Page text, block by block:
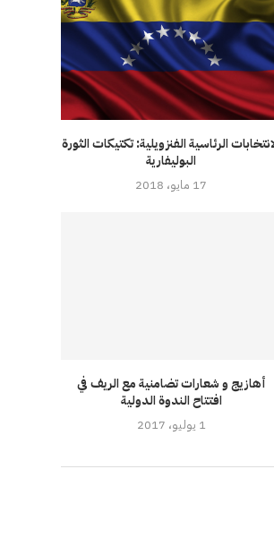
الرئاسية الفنزويلية: تكتيكات الثورة
البوليفارية
17 مايو، 2018
أهازيج و شعارات تضامنية مع الريف في
افتتاح الندوة الدولية
1 يوليو، 2017